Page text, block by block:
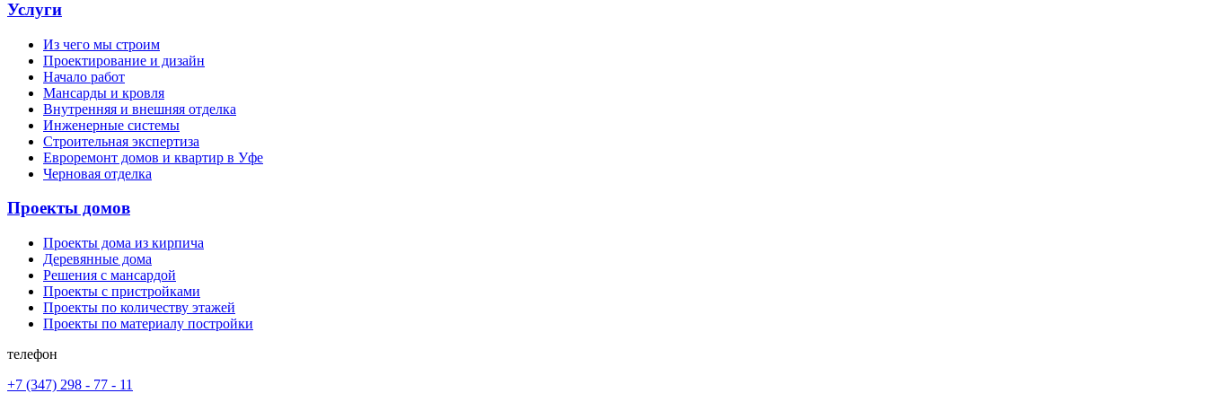
Услуги
Из чего мы строим
Проектирование и дизайн
Начало работ
Мансарды и кровля
Внутренняя и внешняя отделка
Инженерные системы
Строительная экспертиза
Евроремонт домов и квартир в Уфе
Черновая отделка
Проекты домов
Проекты дома из кирпича
Деревянные дома
Решения с мансардой
Проекты с пристройками
Проекты по количеству этажей
Проекты по материалу постройки
телефон
+7 (347) 298 - 77 - 11